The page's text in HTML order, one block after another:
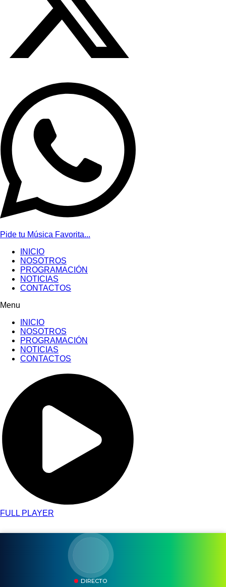
Pide tu Música Favorita...
INICIO
NOSOTROS
PROGRAMACIÓN
NOTICIAS
CONTACTOS
Menu
INICIO
NOSOTROS
PROGRAMACIÓN
NOTICIAS
CONTACTOS
FULL PLAYER
DIRECTO